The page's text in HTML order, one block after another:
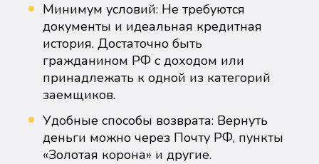
Минимум условий: Не требуются
документы и идеальная кредитная
история. Достаточно быть
гражданином РФ с доходом или
принадлежать к одной из категорий
заемщиков.
Удобные способы возврата: Вернуть
деньги можно через Почту РФ, пункты
«Золотая корона» и другие.